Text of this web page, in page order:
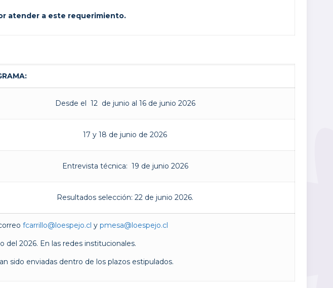
atender a este requerimiento.
Desde el 12 de junio al 16 de junio 2026
17 y 18 de junio de 2026
Entrevista técnica: 19 de junio 2026
Resultados selección: 22 de junio 2026.
fcarrillo@loespejo.cl y pmesa@loespejo.cl
del 2026. En las redes institucionales.
sido enviadas dentro de los plazos estipulados.